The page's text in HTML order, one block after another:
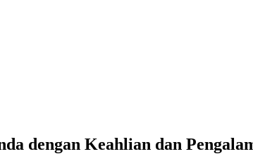
dengan Keahlian dan